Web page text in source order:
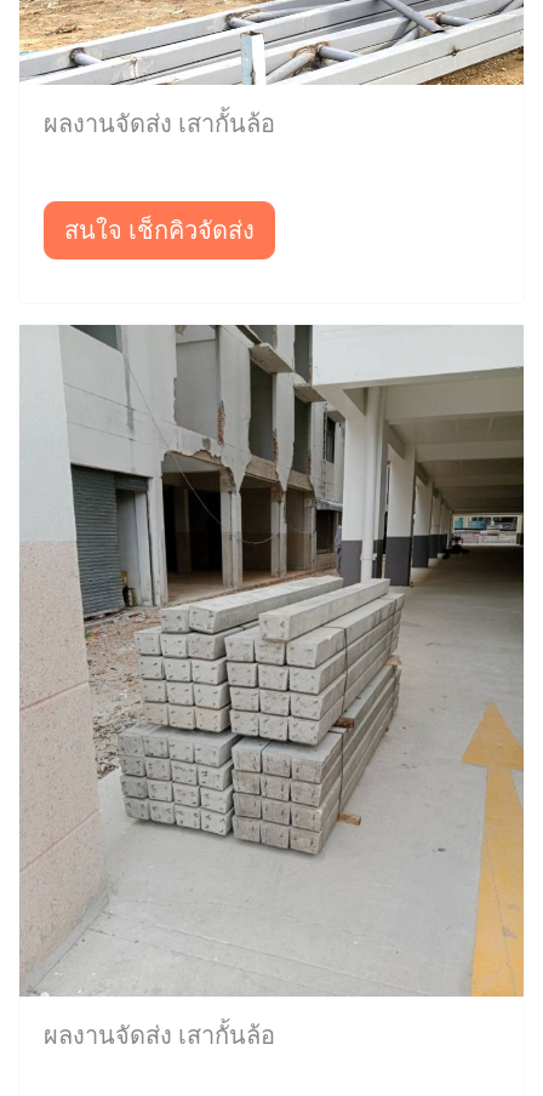
ผลงานจัดส่ง เสากั้นล้อ
สนใจ เช็กคิวจัดส่ง
ผลงานจัดส่ง เสากั้นล้อ